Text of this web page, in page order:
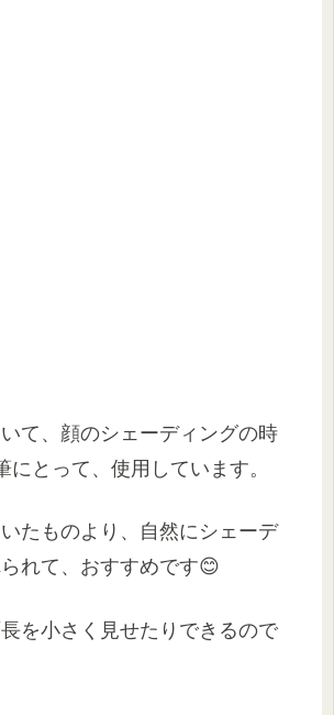
て、顔のシェーディングの時
にとって、使用しています。
たものより、自然にシェーデ
れて、おすすめです😊
を小さく見せたりできるので